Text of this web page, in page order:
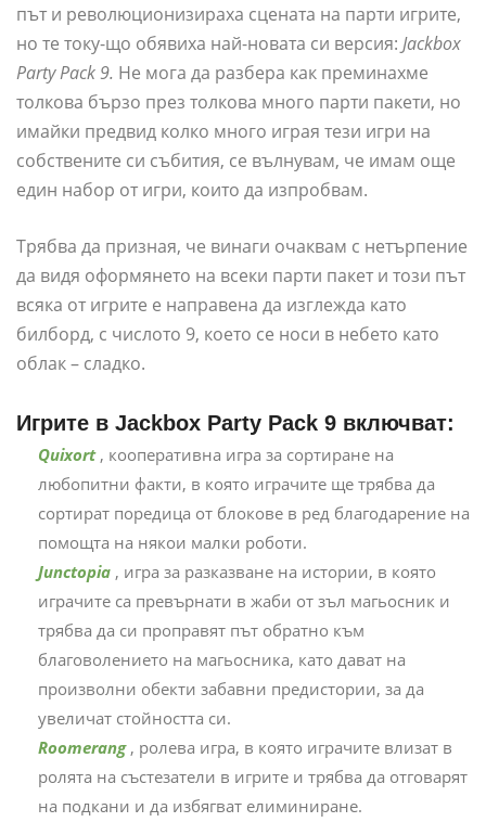
път и революционизираха сцената на парти игрите,
но те току-що обявиха най-новата си версия: Jackbox
Party Pack 9. Не мога да разбера как преминахме
толкова бързо през толкова много парти пакети, но
имайки предвид колко много играя тези игри на
собствените си събития, се вълнувам, че имам още
един набор от игри, които да изпробвам.
Трябва да призная, че винаги очаквам с нетърпение
да видя оформянето на всеки парти пакет и този път
всяка от игрите е направена да изглежда като
билборд, с числото 9, което се носи в небето като
облак – сладко.
Игрите в Jackbox Party Pack 9 включват:
Quixort , кооперативна игра за сортиране на
любопитни факти, в която играчите ще трябва да
сортират поредица от блокове в ред благодарение на
помощта на някои малки роботи.
Junctopia , игра за разказване на истории, в която
играчите са превърнати в жаби от зъл магьосник и
трябва да си проправят път обратно към
благоволението на магьосника, като дават на
произволни обекти забавни предистории, за да
увеличат стойността си.
Roomerang , ролева игра, в която играчите влизат в
ролята на състезатели в игрите и трябва да отговарят
на подкани и да избягват елиминиране.